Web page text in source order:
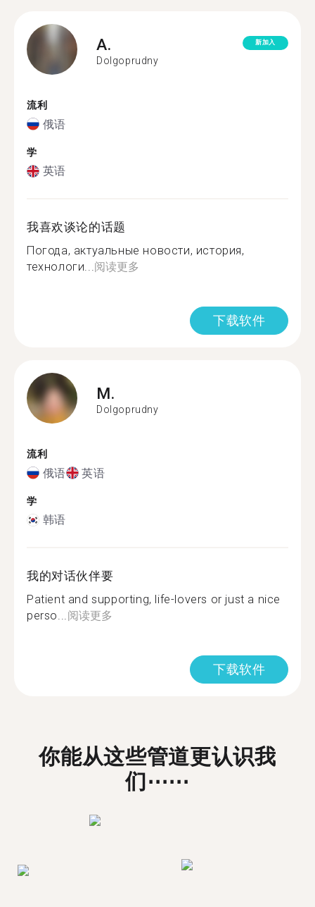
A.
Dolgoprudny
新加入
流利
俄语
学
英语
我喜欢谈论的话题
Погода, актуальные новости, история,
технологи...阅读更多
下载软件
M.
Dolgoprudny
流利
俄语 英语
学
韩语
我的对话伙伴要
Patient and supporting, life-lovers or just a nice
perso...阅读更多
下载软件
你能从这些管道更认识我
们⋯⋯